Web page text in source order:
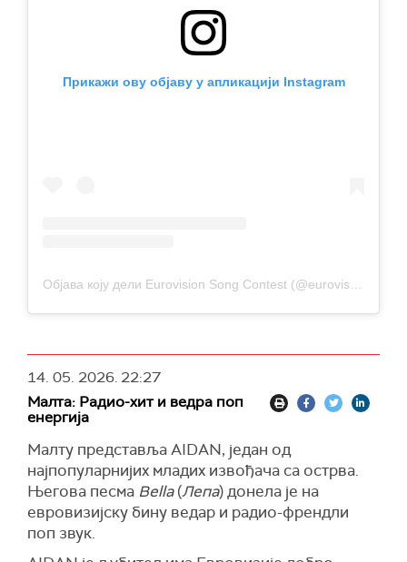
Прикажи ову објаву у апликацији Instagram
14. 05. 2026.22:27
Малта: Радио-хит и ведра поп
енергија
Малту представља AIDAN, један од
најпопуларнијих младих извођача са острва.
Његова песма Bella(Лепа) донела је на
евровизијску бину ведар и радио-френдли
поп звук.